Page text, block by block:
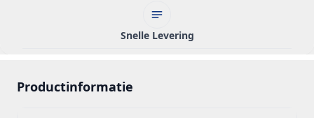
Snelle Levering
Productinformatie